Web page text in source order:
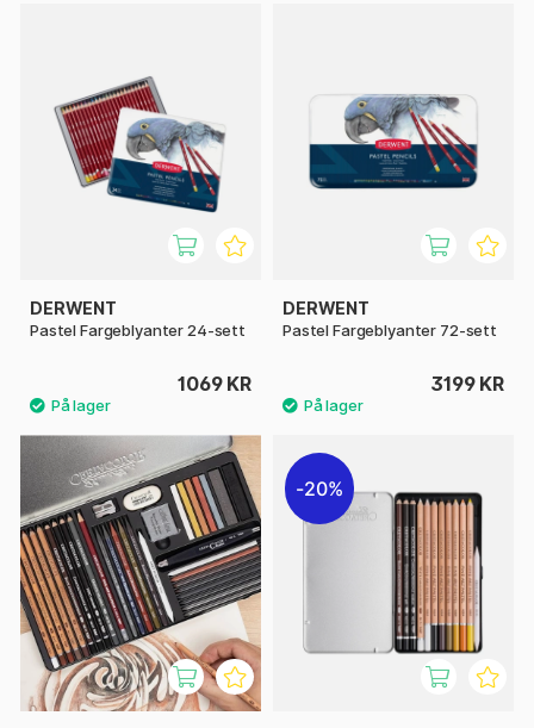
DERWENT
Pastel Fargeblyanter 24-sett
1069 KR
DERWENT
Pastel Fargeblyanter 72-sett
3199 KR
20%